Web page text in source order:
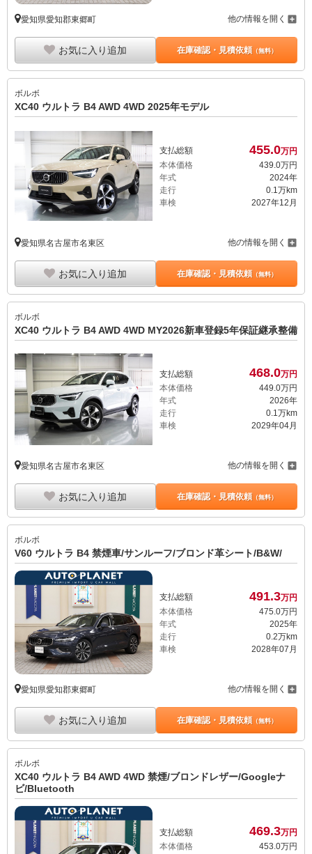
愛知県愛知郡東郷町 他の情報を開く
お気に入り追加 在庫確認・見積依頼（無料）
ボルボ
XC40 ウルトラ B4 AWD 4WD 2025年モデル
支払総額 455.0万円
本体価格
439.0万円
年式
2024年
走行
0.1万km
車検
2027年12月
愛知県名古屋市名東区 他の情報を開く
お気に入り追加 在庫確認・見積依頼（無料）
ボルボ
XC40 ウルトラ B4 AWD 4WD MY2026新車登録5年保証継承整備
支払総額 468.0万円
本体価格
449.0万円
年式
2026年
走行
0.1万km
車検
2029年04月
愛知県名古屋市名東区 他の情報を開く
お気に入り追加 在庫確認・見積依頼（無料）
ボルボ
V60 ウルトラ B4 禁煙車/サンルーフ/ブロンド革シート/B&W/
支払総額 491.3万円
本体価格
475.0万円
年式
2025年
走行
0.2万km
車検
2028年07月
愛知県愛知郡東郷町 他の情報を開く
お気に入り追加 在庫確認・見積依頼（無料）
ボルボ
XC40 ウルトラ B4 AWD 4WD 禁煙/ブロンドレザー/Googleナ
ビ/Bluetooth
支払総額 469.3万円
本体価格
453.0万円